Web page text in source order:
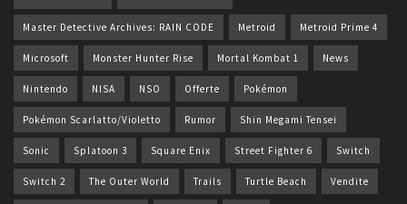
Master Detective Archives: RAIN CODE Metroid Metroid Prime 4
Microsoft Monster Hunter Rise Mortal Kombat 1 News
Nintendo NISA NSO Offerte Pokémon
Pokémon Scarlatto/Violetto Rumor Shin Megami Tensei
Sonic Splatoon 3 Square Enix Street Fighter 6 Switch
Switch 2 The Outer World Trails Turtle Beach Vendite